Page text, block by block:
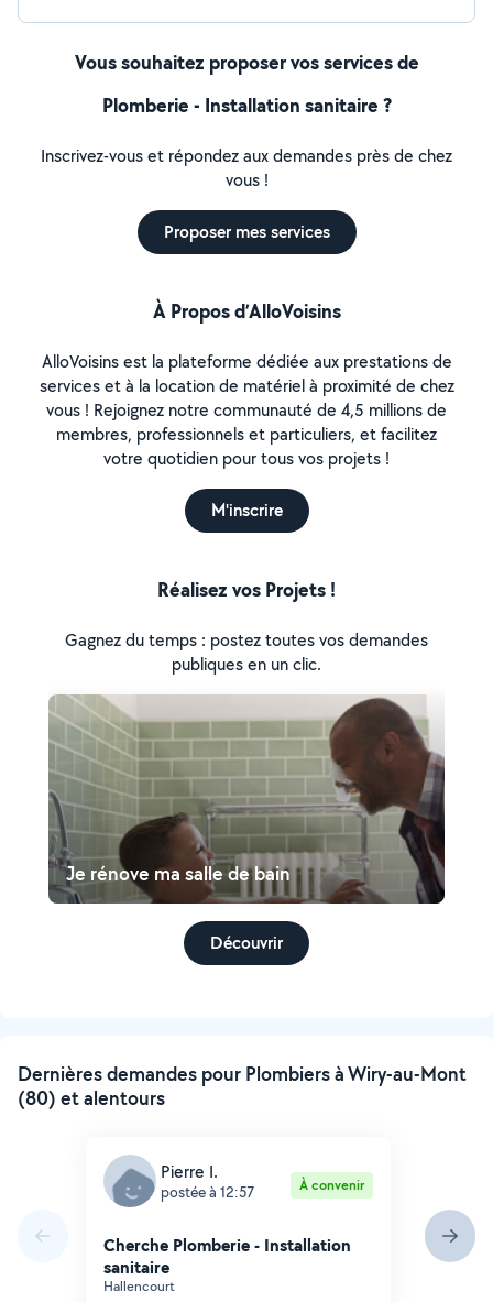
Vous souhaitez proposer vos services de
Plomberie - Installation sanitaire ?
Inscrivez-vous et répondez aux demandes près de chez
vous !
Proposer mes services
À Propos d’AlloVoisins
AlloVoisins est la plateforme dédiée aux prestations de
services et à la location de matériel à proximité de chez
vous ! Rejoignez notre communauté de 4,5 millions de
membres, professionnels et particuliers, et facilitez
votre quotidien pour tous vos projets !
M'inscrire
Réalisez vos Projets !
Gagnez du temps : postez toutes vos demandes
publiques en un clic.
Je rénove ma salle de bain
Découvrir
Dernières demandes pour Plombiers à Wiry-au-Mont
(80) et alentours
Pierre I.
postée à 12:57 À convenir
Cherche Plomberie - Installation
sanitaire
Hallencourt